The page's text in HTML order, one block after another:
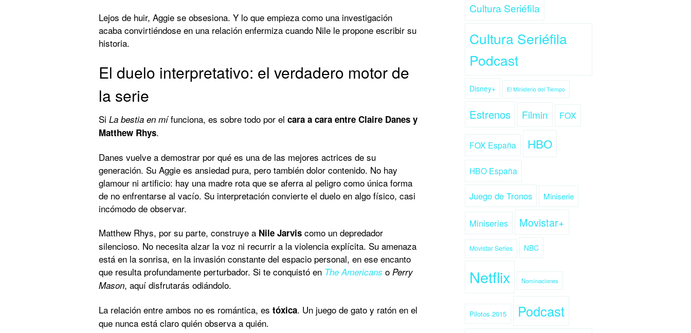
Lejos de huir, Aggie se obsesiona. Y lo que empieza como una investigación
acaba convirtiéndose en una relación enfermiza cuando Nile le propone escribir su
historia.
El duelo interpretativo: el verdadero motor de
la serie
Si La bestia en mífunciona, es sobre todo por el cara a cara entre Claire Danes y
Matthew Rhys.
Danes vuelve a demostrar por qué es una de las mejores actrices de su
generación. Su Aggie es ansiedad pura, pero también dolor contenido. No hay
glamour ni artificio: hay una madre rota que se aferra al peligro como única forma
de no enfrentarse al vacío. Su interpretación convierte el duelo en algo físico, casi
incómodo de observar.
Matthew Rhys, por su parte, construye a Nile Jarvis como un depredador
silencioso. No necesita alzar la voz ni recurrir a la violencia explícita. Su amenaza
está en la sonrisa, en la invasión constante del espacio personal, en ese encanto
que resulta profundamente perturbador. Si te conquistó en The Americans o Perry
Mason, aquí disfrutarás odiándolo.
La relación entre ambos no es romántica, es tóxica. Un juego de gato y ratón en el
que nunca está claro quién observa a quién.
Cultura Seriéfila
Cultura Seriéfila
Podcast
Disney+ El Ministerio del Tiempo
Estrenos Filmin FOX
FOX España HBO
HBO España
Juego de Tronos Miniserie
Miniseries Movistar+
Movistar Series NBC
Netflix Nominaciones
Pilotos 2015 Podcast